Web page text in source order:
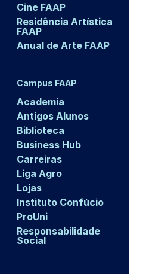
Cine FAAP
Residência Artística
FAAP
Anual de Arte FAAP
Campus FAAP
Academia
Antigos Alunos
Biblioteca
Business Hub
Carreiras
Liga Agro
Lojas
Instituto Confúcio
ProUni
Responsabilidade
Social